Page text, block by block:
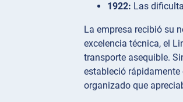
1922: Las
La empresa recibió su
excelencia técnica, el
transporte asequible.
estableció
organizado que